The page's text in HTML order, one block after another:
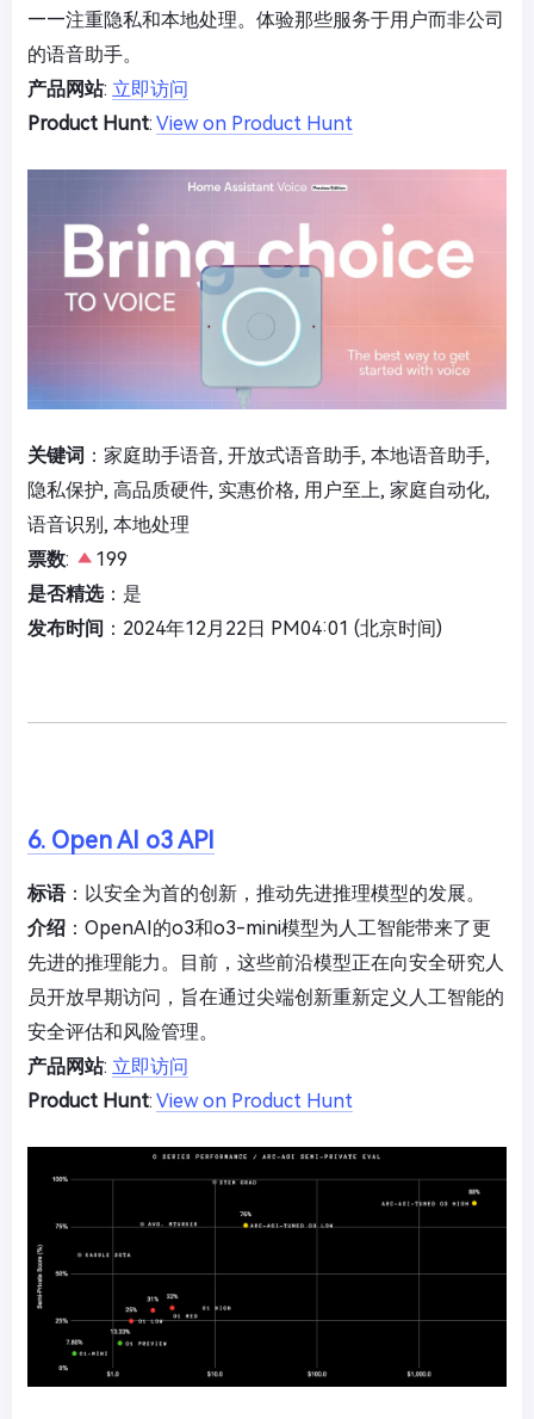
——注重隐私和本地处理。体验那些服务于用户而非公司
的语音助手。
产品网站: 立即访问
Product Hunt: View on Product Hunt
关键词 ：家庭助手语音, 开放式语音助手, 本地语音助手,
隐私保护, 高品质硬件, 实惠价格, 用户至上, 家庭自动化,
语音识别, 本地处理
票数:
199
是否精选：是
发布时间 ：2024年12月22日 PM04:01 (北京时间)
6. Open AI o3 API
标语：以安全为首的创新，推动先进推理模型的发展。
介绍 ：OpenAI的o3和o3-mini模型为人工智能带来了更
先进的推理能力。目前，这些前沿模型正在向安全研究人
员开放早期访问，旨在通过尖端创新重新定义人工智能的
安全评估和风险管理。
产品网站: 立即访问
Product Hunt: View on Product Hunt